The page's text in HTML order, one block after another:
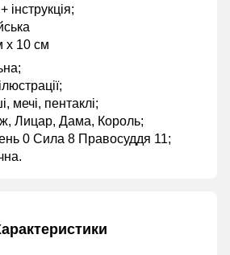
інструкція;
x 10 см
ілюстрації;
мечі, пентаклі;
Лицар, Дама, Король;
0 Сила 8 Правосуддя 11;